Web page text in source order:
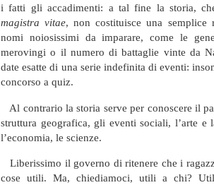
i fatti gli accadimenti: a tal fine la storia,
magistra vitae, non costituisce una
nomi noiosissimi da imparare, come le
merovingi o il numero di battaglie vinte da
date esatte di una serie indefinita di eventi:
concorso a quiz.
Al contrario la storia serve per conoscere il
struttura geografica, gli eventi sociali, l’arte
l’economia, le scienze.
Liberissimo il governo di ritenere che i
cose utili. Ma, chiediamoci, utili a chi?